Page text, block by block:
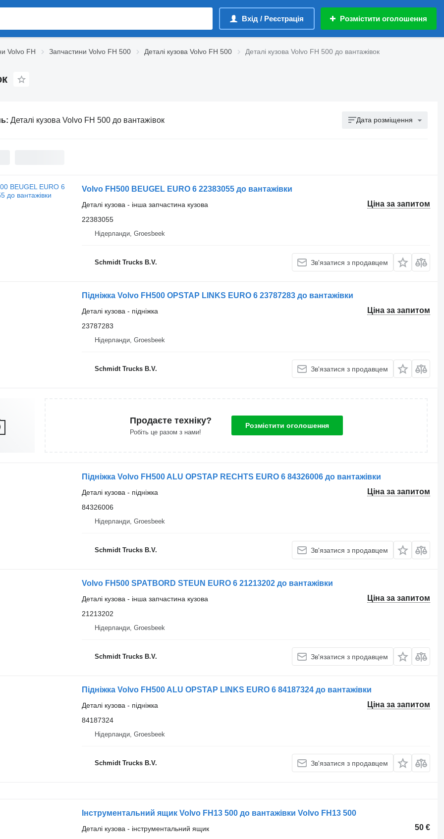
Вхід / Реєстрація Розмістити оголошення
Volvo FH Запчастини Volvo FH 500 Деталі кузова Volvo FH 500 Деталі кузова Volvo FH 500 до вантажівок
Деталі кузова Volvo FH 500 до вантажівок Дата розміщення
Volvo FH500 BEUGEL EURO 6 22383055 до вантажівки
Ціна за запитом
Деталі кузова - інша запчастина кузова
22383055
Нідерланди, Groesbeek
Schmidt Trucks B.V. Зв'язатися з продавцем
Підніжка Volvo FH500 OPSTAP LINKS EURO 6 23787283 до вантажівки
Ціна за запитом
Деталі кузова - підніжка
23787283
Нідерланди, Groesbeek
Schmidt Trucks B.V. Зв'язатися з продавцем
Продаєте техніку?
Робіть це разом з нами!
Розмістити оголошення
Підніжка Volvo FH500 ALU OPSTAP RECHTS EURO 6 84326006 до вантажівки
Ціна за запитом
Деталі кузова - підніжка
84326006
Нідерланди, Groesbeek
Schmidt Trucks B.V. Зв'язатися з продавцем
Volvo FH500 SPATBORD STEUN EURO 6 21213202 до вантажівки
Ціна за запитом
Деталі кузова - інша запчастина кузова
21213202
Нідерланди, Groesbeek
Schmidt Trucks B.V. Зв'язатися з продавцем
Підніжка Volvo FH500 ALU OPSTAP LINKS EURO 6 84187324 до вантажівки
Ціна за запитом
Деталі кузова - підніжка
84187324
Нідерланди, Groesbeek
Schmidt Trucks B.V. Зв'язатися з продавцем
Інструментальний ящик Volvo FH13 500 до вантажівки Volvo FH13 500
50 €
Деталі кузова - інструментальний ящик